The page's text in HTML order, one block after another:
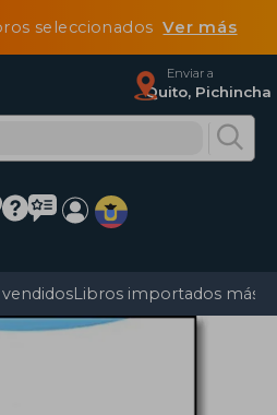
seleccionadosVer más
Enviar a
Quito, Pichincha
Libros importados más